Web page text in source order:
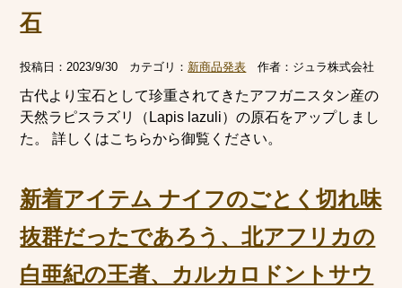
石
投稿日：2023/9/30 カテゴリ： 新商品発表 作者： ジュラ株式会社
古代より宝石として珍重されてきたアフガニスタン産の
天然ラピスラズリ（Lapis lazuli）の原石をアップしまし
た。 詳しくはこちらから御覧ください。
新着アイテム ナイフのごとく切れ味
抜群だったであろう、北アフリカの
白亜紀の王者、カルカロドントサウ